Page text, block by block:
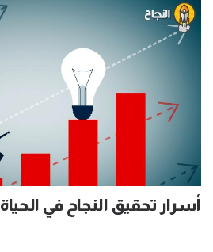
أسرار تحقيق النجاح في الحياة